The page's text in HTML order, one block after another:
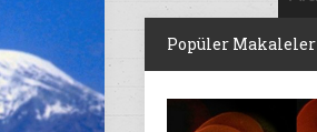
Popüler Makaleler